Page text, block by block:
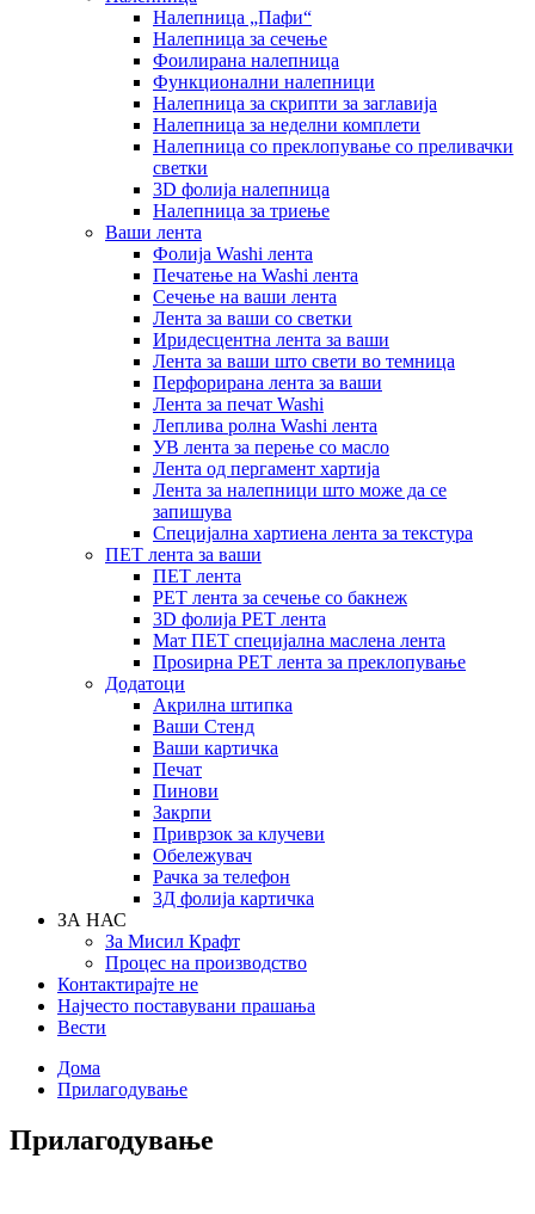
Налепница „Пафи“
Налепница за сечење
Фоилирана налепница
Функционални налепници
Налепница за скрипти за заглавија
Налепница за неделни комплети
Налепница со преклопување со преливачки
светки
3D фолија налепница
Налепница за триење
Ваши лента
Фолија Washi лента
Печатење на Washi лента
Сечење на ваши лента
Лента за ваши со светки
Иридесцентна лента за ваши
Лента за ваши што свети во темница
Перфорирана лента за ваши
Лента за печат Washi
Леплива ролна Washi лента
УВ лента за перење со масло
Лента од пергамент хартија
Лента за налепници што може да се
запишува
Специјална хартиена лента за текстура
ПЕТ лента за ваши
ПЕТ лента
PET лента за сечење со бакнеж
3D фолија PET лента
Мат ПЕТ специјална маслена лента
Проѕирна PET лента за преклопување
Додатоци
Акрилна штипка
Ваши Стенд
Ваши картичка
Печат
Пинови
Закрпи
Приврзок за клучеви
Обележувач
Рачка за телефон
3Д фолија картичка
ЗА НАС
За Мисил Крафт
Процес на производство
Контактирајте не
Најчесто поставувани прашања
Вести
Дома
Прилагодување
Прилагодување